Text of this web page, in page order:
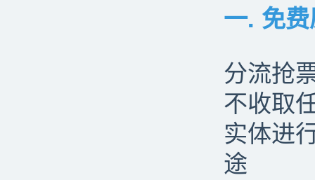
一. 免
分流抢
不收取
实体进
途